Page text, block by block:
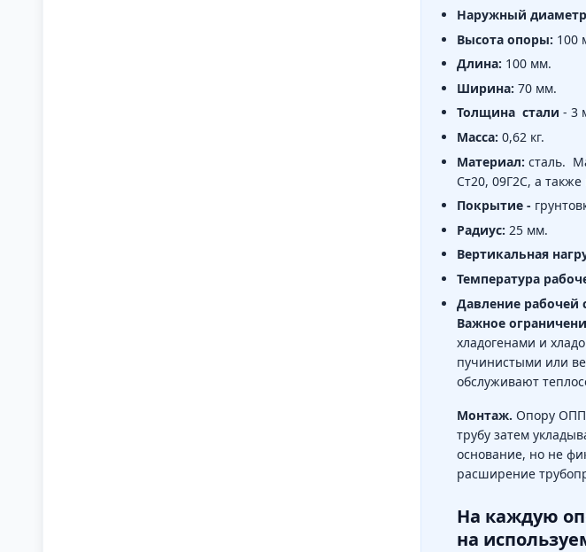
Наружный
Высота опоры: 100
Длина: 100 мм.
Ширина: 70 мм.
Толщина стали - 3
Масса: 0,62 кг.
Материал: сталь.
Ст20, 09Г2С, а
Покрытие -
Радиус: 25 мм.
Вертикальная
Температура
Давление рабочей
Важное
хладогенами и
пучинистыми или
обслуживают
Монтаж. Опору
трубу затем
основание, но не
расширение
На каждую
на